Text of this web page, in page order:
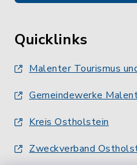
Quicklinks
Malenter Tourismus
Gemeindewerke
Kreis Ostholstein
Zweckverband